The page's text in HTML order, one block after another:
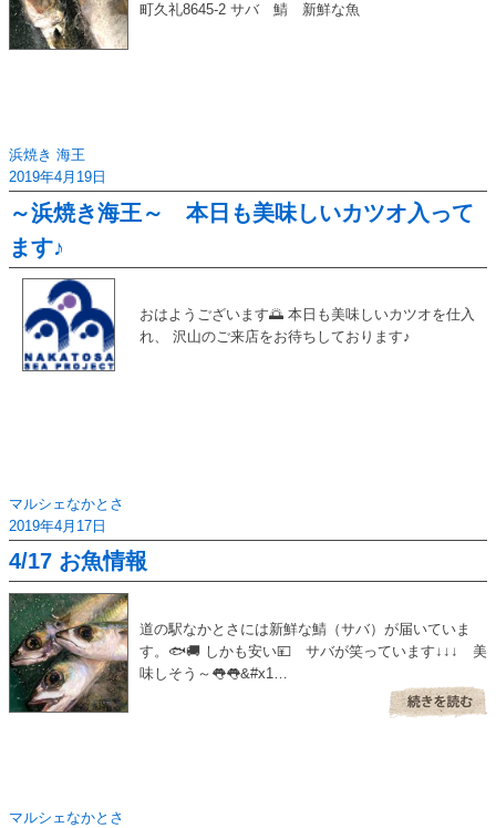
町久礼8645-2 サバ 鯖 新鮮な魚
浜焼き 海王
2019年4月19日
～浜焼き海王～ 本日も美味しいカツオ入って
ます♪
おはようございます🌅 本日も美味しいカツオを仕入
れ、 沢山のご来店をお待ちしております♪
マルシェなかとさ
2019年4月17日
4/17 お魚情報
道の駅なかとさには新鮮な鯖（サバ）が届いていま
す。🐟🚚 しかも安い💴 サバが笑っています↓↓↓ 美
味しそう～👅👅&#x1…
マルシェなかとさ